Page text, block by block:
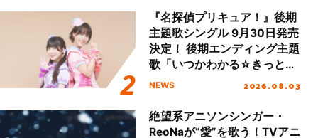
ート!!
『名探偵プリキュア！』後期
主題歌シングル 9月30日発売
決定！ 後期エンディング主題
歌「いつかわかる☆きっとあ
える」TVサイズ先行配信開
NEWS 2026.08.03
絶望系アニソンシンガー・
ReoNaが“愛”を歌う！TVアニ